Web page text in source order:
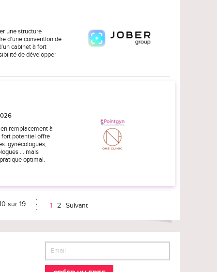
une structure
d’une convention de
cabinet à fort
de développer
remplacement à
fort potentiel offre
gynécologues,
... mais
optimal.
sur 19 1 2 Suivant